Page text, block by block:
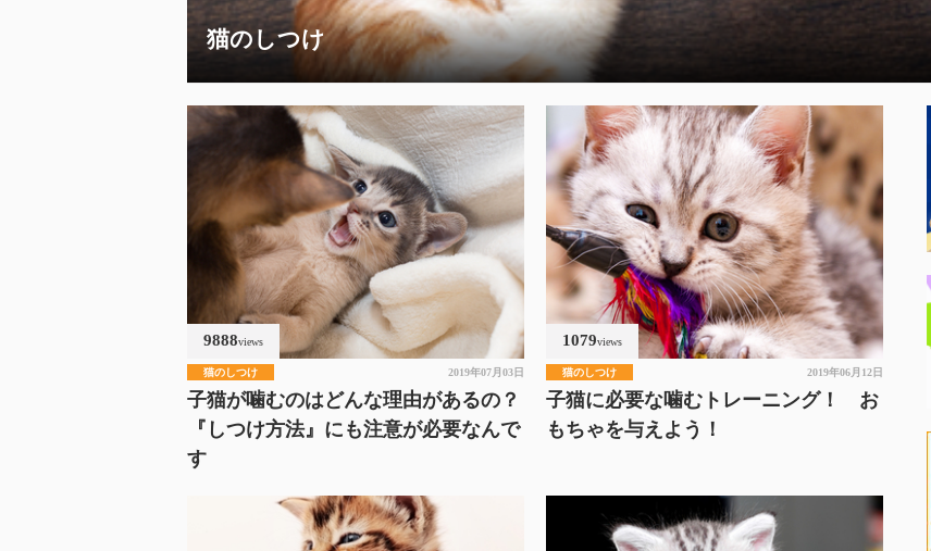
猫のしつけ
9888views
猫のしつけ 2019年07月03日
子猫が噛むのはどんな理由があるの？
『しつけ方法』にも注意が必要なんで
す
1079views
猫のしつけ 2019年06月12日
子猫に必要な噛むトレーニング！ お
もちゃを与えよう！